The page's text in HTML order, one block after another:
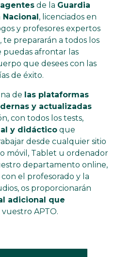
agentes de la Guardia
Nacional , licenciados en
y profesores expertos
te prepararán a todos los
puedas afrontar las
que desees con las
de éxito.
de las plataformas
y actualizadas
con todos los tests,
y didáctico que
desde cualquier sitio
móvil, Tablet u ordenador
departamento online,
el profesorado y la
os proporcionarán
adicional que
vuestro APTO.